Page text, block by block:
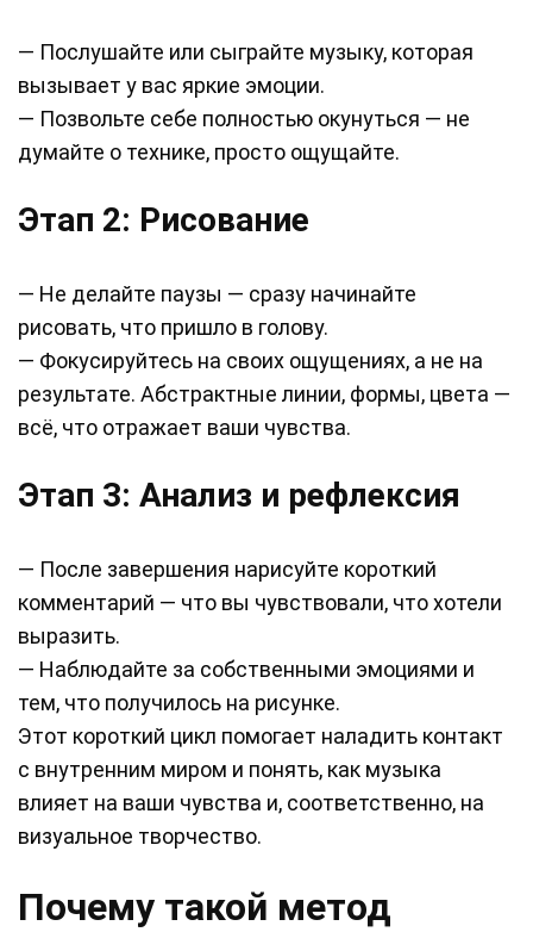
— Послушайте или сыграйте музыку, которая
вызывает у вас яркие эмоции.
— Позвольте себе полностью окунуться — не
думайте о технике, просто ощущайте.
Этап 2: Рисование
— Не делайте паузы — сразу начинайте
рисовать, что пришло в голову.
— Фокусируйтесь на своих ощущениях, а не на
результате. Абстрактные линии, формы, цвета —
всё, что отражает ваши чувства.
Этап 3: Анализ и рефлексия
— После завершения нарисуйте короткий
комментарий — что вы чувствовали, что хотели
выразить.
— Наблюдайте за собственными эмоциями и
тем, что получилось на рисунке.
Этот короткий цикл помогает наладить контакт
с внутренним миром и понять, как музыка
влияет на ваши чувства и, соответственно, на
визуальное творчество.
Почему такой метод